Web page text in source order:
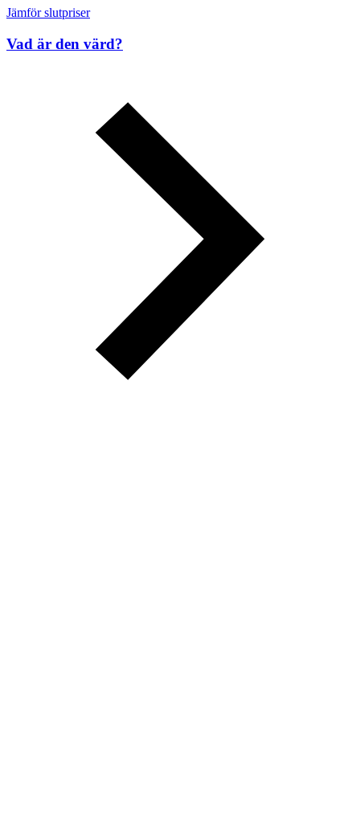
Jämför slutpriser
Vad är den värd?